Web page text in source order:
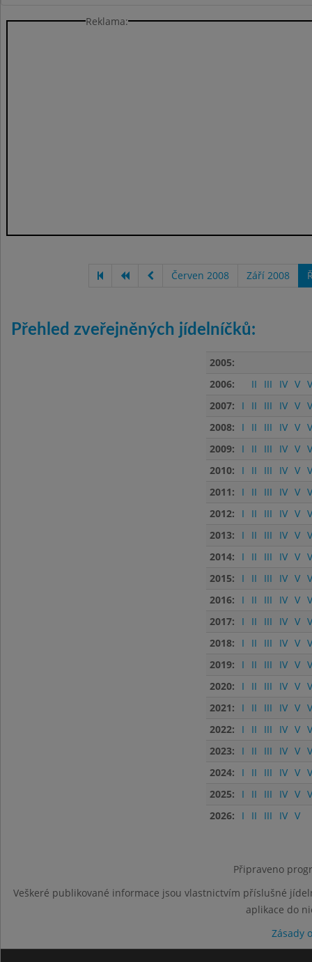
Reklama:
Červen 2008 Září 2008
Přehled zveřejněných jídelníčků:
2005:
2006:
II III IV V
2007:
I II III IV V
2008:
I II III IV V
2009:
I II III IV V
2010:
I II III IV V
2011:
I II III IV V
2012:
I II III IV V
2013:
I II III IV V
2014:
I II III IV V
2015:
I II III IV V
2016:
I II III IV V
2017:
I II III IV V
2018:
I II III IV V
2019:
I II III IV V
2020:
I II III IV V
2021:
I II III IV V
2022:
I II III IV V
2023:
I II III IV V
2024:
I II III IV V
2025:
I II III IV V
2026:
I II III IV V
Připraveno
Veškeré publikované informace jsou vlastnictvím příslušné
aplikace do
Zásady